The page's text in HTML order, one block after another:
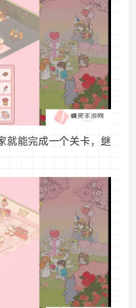
就能完成一个关卡，继